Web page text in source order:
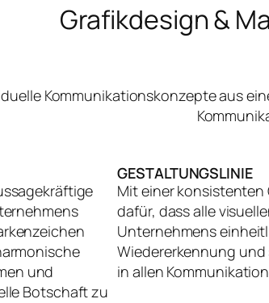
Grafikdesign &
Kommunikationskonzepte aus
und
Botschaft zu
GESTALTUNGSLINIE
Mit einer
dafür, dass alle
Unternehmens
Wiedererkennung
in allen